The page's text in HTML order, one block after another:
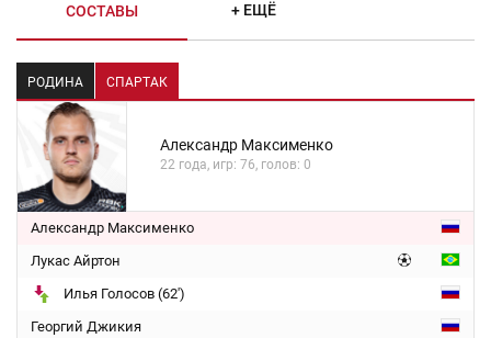
СОСТАВЫ + ЕЩЁ
РОДИНА СПАРТАК
Александр Максименко
22 года, игр: 76, голов: 0
Александр Максименко
Лукас Айртон
Илья Голосов (62')
Георгий Джикия